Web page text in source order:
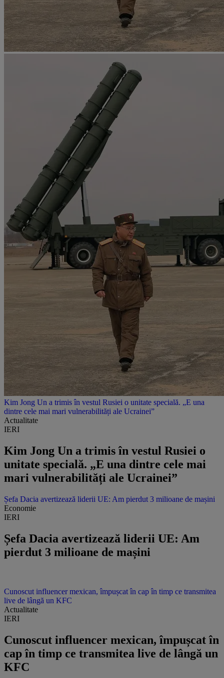
Kim Jong Un a trimis în vestul Rusiei o unitate specială. „E una
dintre cele mai mari vulnerabilități ale Ucrainei”
Actualitate
IERI
Kim Jong Un a trimis în vestul Rusiei o
unitate specială. „E una dintre cele mai
mari vulnerabilități ale Ucrainei”
Șefa Dacia avertizează liderii UE: Am pierdut 3 milioane de mașini
Economie
IERI
Șefa Dacia avertizează liderii UE: Am
pierdut 3 milioane de mașini
Cunoscut influencer mexican, împușcat în cap în timp ce transmitea
live de lângă un KFC
Actualitate
IERI
Cunoscut influencer mexican, împușcat în
cap în timp ce transmitea live de lângă un
KFC